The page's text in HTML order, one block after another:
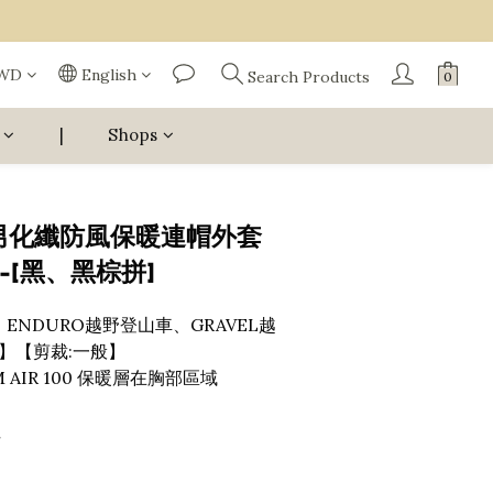
English Search Products
| Shops
化纖防風保暖連帽外套
黑、黑棕拼]
越野登山車、GRAVEL越
【剪裁:一般】
100 保暖層在胸部區域